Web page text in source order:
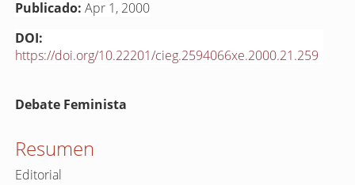
Publicado: Apr 1, 2000
DOI:
https://doi.org/10.22201/cieg.2594066xe.2000.21.259
Contenido
del
artículo
Debate Feminista
Resumen
Editorial